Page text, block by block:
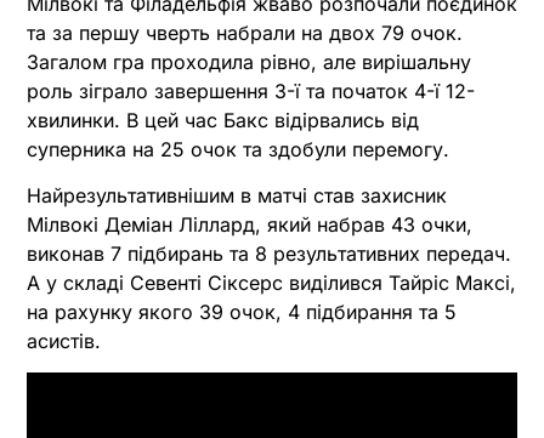
та за першу чверть набрали на двох 79 очок.
Загалом гра проходила рівно, але вирішальну
роль зіграло завершення 3-ї та початок 4-ї 12-
хвилинки. В цей час Бакс відірвались від
суперника на 25 очок та здобули перемогу.
Найрезультативнішим в матчі став захисник
Мілвокі Деміан Ліллард, який набрав 43 очки,
виконав 7 підбирань та 8 результативних передач.
А у складі Севенті Сіксерс виділився Тайріс Максі,
на рахунку якого 39 очок, 4 підбирання та 5
асистів.